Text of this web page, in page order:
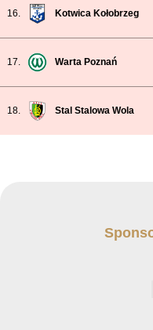
16. Kotwica Kołobrzeg
17. Warta Poznań
18. Stal Stalowa Wola